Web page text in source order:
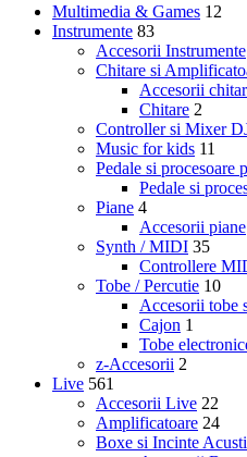
Multimedia & Games 12
Instrumente 83
Accesorii Instrumente
Chitare si
Accesorii
Chitare 2
Controller si Mixer
Music for kids 11
Pedale si procesoare
Pedale si
Piane 4
Accesorii piane
Synth / MIDI 35
Controllere
Tobe / Percutie 10
Accesorii tobe
Cajon 1
Tobe
z-Accesorii 2
Live 561
Accesorii Live 22
Amplificatoare 24
Boxe si Incinte